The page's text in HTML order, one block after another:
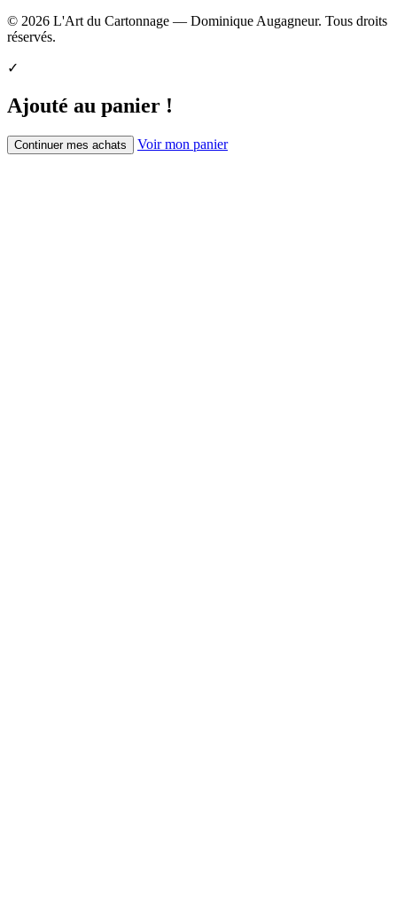
© 2026 L'Art du Cartonnage — Dominique Augagneur. Tous droits
réservés.
✓
Ajouté au panier !
Continuer mes achats Voir mon panier